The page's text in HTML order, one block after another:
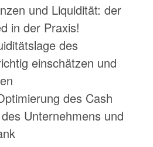
und Liquidität: der
in der Praxis!
des
einschätzen und
des Cash
Unternehmens und